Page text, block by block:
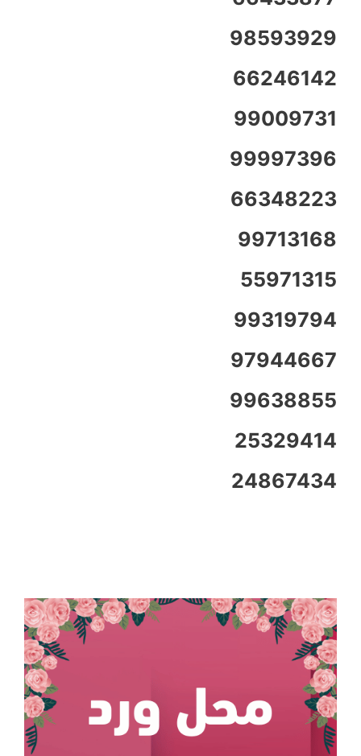
98593929
66246142
99009731
99997396
66348223
99713168
55971315
99319794
97944667
99638855
25329414
24867434